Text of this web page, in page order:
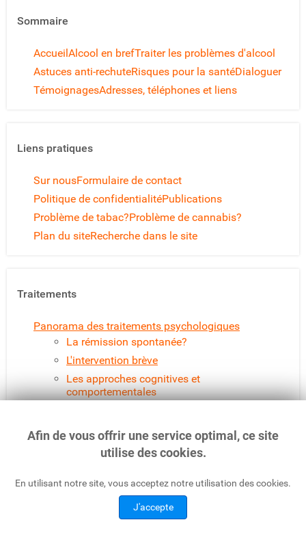
Sommaire
AccueilAlcool en brefTraiter les problèmes d'alcool
Astuces anti-rechuteRisques pour la santéDialoguer
TémoignagesAdresses, téléphones et liens
Liens pratiques
Sur nousFormulaire de contact
Politique de confidentialitéPublications
Problème de tabac?Problème de cannabis?
Plan du siteRecherche dans le site
Traitements
Panorama des traitements psychologiques
La rémission spontanée?
L'intervention brève
Les approches cognitives et
comportementales
Les approches systémiques
Mindfulness
Panorama des traitements médicamenteux
Panorama des aides communautaires
Réinsertion socialeLes séjours en milieu spécialisé
Afin de vous offrir une service optimal, ce site
utilise des cookies.
En utilisant notre site, vous acceptez notre utilisation des cookies.
J'accepte